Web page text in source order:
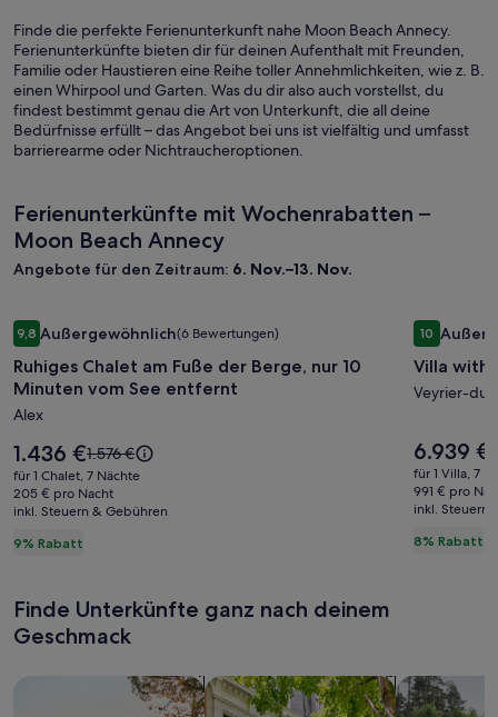
Finde die perfekte Ferienunterkunft nahe Moon Beach Annecy.
Ferienunterkünfte bieten dir für deinen Aufenthalt mit Freunden,
Familie oder Haustieren eine Reihe toller Annehmlichkeiten, wie z. B.
einen Whirpool und Garten. Was du dir also auch vorstellst, du
findest bestimmt genau die Art von Unterkunft, die all deine
Bedürfnisse erfüllt – das Angebot bei uns ist vielfältig und umfasst
barrierearme oder Nichtraucheroptionen.
Ferienunterkünfte mit Wochenrabatten –
Moon Beach Annecy
Angebote für den Zeitraum: 6. Nov.–13. Nov.
Bildergalerie
für
Ruhiges
Chalet
am
Fuße
der
Berge,
nur
10
vom
See
entfernt
9,89,8 von 10, Außergewöhnlich, (6 Bewertungen)
Außergewöhnlich(6 Bewertungen)
Ruhiges Chalet am Fuße der Berge, nur 10
Minuten vom See entfernt
Alex
9% Rabatt
Der
Preis
beträgt
1.436 €.
1.436 €Der
alte
Preis
war
zum
Standardpreis.
1.576 €
für 1 Chalet, 7 Nächte
205 € pro Nacht
inkl. Steuern & Gebühren
Ruhiges Chalet am Fuße der Berge, nur 10 Minuten vom
für
Villa
with
lake
view
Annecy
1010 von 10,
Villa with
Veyrier-du-
8% Rabatt
Der
Preis
beträgt
6.939 €.
6.939 €
für 1 Villa, 7
991 € pro
inkl. Steuern
Villa with
Finde Unterkünfte ganz nach deinem
Geschmack
Suche nach FerienhäusernSuche nach Ferienwohnungen oder
Suche nach